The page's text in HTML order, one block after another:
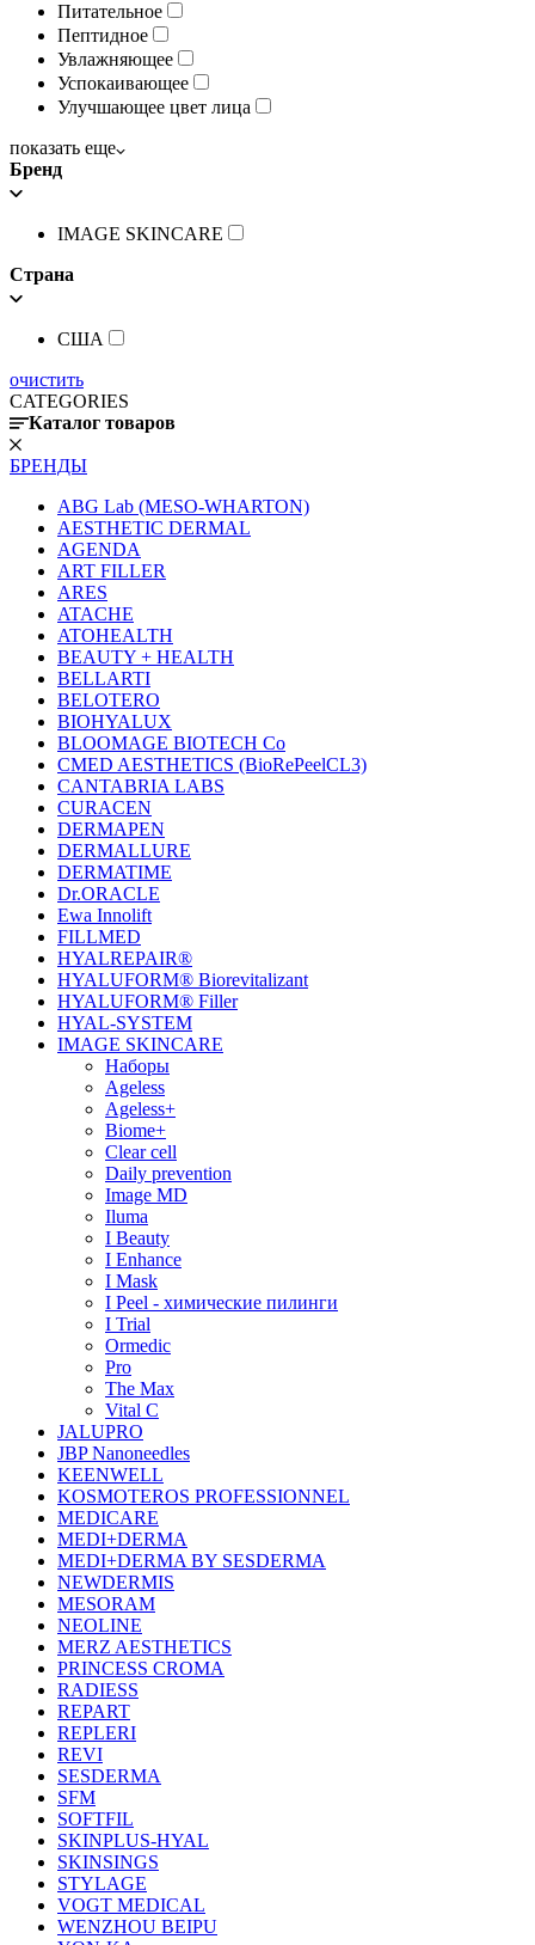
Питательное
Пептидное
Увлажняющее
Успокаивающее
Улучшающее цвет лица
показать еще
Бренд
IMAGE SKINCARE
Страна
США
очистить
CATEGORIES
Каталог товаров
БРЕНДЫ
ABG Lab (MESO-WHARTON)
AESTHETIC DERMAL
AGENDA
ART FILLER
ARES
ATACHE
ATOHEALTH
BEAUTY + HEALTH
BELLARTI
BELOTERO
BIOHYALUX
BLOOMAGE BIOTECH Co
CMED AESTHETICS (BioRePeelCL3)
CANTABRIA LABS
CURACEN
DERMAPEN
DERMALLURE
DERMATIME
Dr.ORACLE
Ewa Innolift
FILLMED
НYALREPAIR®
HYALUFORM® Biorevitalizant
HYALUFORM® Filler
HYAL-SYSTEM
IMAGE SKINCARE
Наборы
Ageless
Ageless+
Biome+
Clear cell
Daily prevention
Image MD
Iluma
I Beauty
I Enhance
I Mask
I Peel - химические пилинги
I Trial
Ormedic
Pro
The Max
Vital C
JALUPRO
JBP Nanoneedles
KEENWELL
KOSMOTEROS PROFESSIONNEL
MEDICARE
MEDI+DERMA
MEDI+DERMA BY SESDERMA
NEWDERMIS
MESORAM
NEOLINE
MERZ AESTHETICS
PRINCESS CROMA
RADIESS
REPART
REPLERI
REVI
SESDERMA
SFM
SOFTFIL
SKINPLUS-HYAL
SKINSINGS
STYLAGE
VOGT MEDICAL
WENZHOU BEIPU